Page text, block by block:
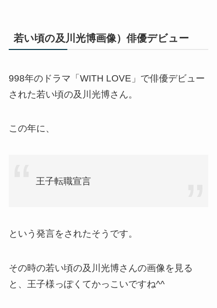
若い頃の及川光博画像）俳優デビュー
998年のドラマ「WITH LOVE」で俳優デビュー
された若い頃の及川光博さん。
この年に、
王子転職宣言
という発言をされたそうです。
その時の若い頃の及川光博さんの画像を見る
と、王子様っぽくてかっこいですね^^